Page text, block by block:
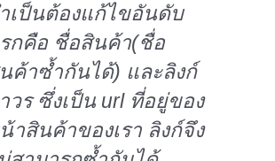
เป็นต้องแก้ไขอันดับ
กคือ ชื่อสินค้า(ชื่อ
ค้าซ้ำกันได้) และลิงก์
วร ซึ่งเป็น url ที่อยู่ของ
าสินค้าของเรา ลิงก์จึง